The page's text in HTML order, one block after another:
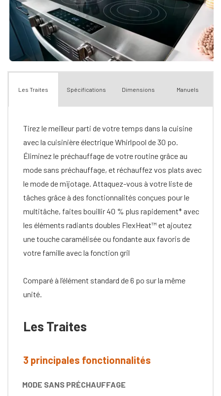
Les Traites Spécifications Dimensions Manuels
Tirez le meilleur parti de votre temps dans la cuisine
avec la cuisinière électrique Whirlpool de 30 po.
Éliminez le préchauffage de votre routine grâce au
mode sans préchauffage, et réchauffez vos plats avec
le mode de mijotage. Attaquez-vous à votre liste de
tâches grâce à des fonctionnalités conçues pour le
multitâche, faites bouillir 40 % plus rapidement* avec
les éléments radiants doubles FlexHeat™ et ajoutez
une touche caramélisée ou fondante aux favoris de
votre famille avec la fonction gril
Comparé à l’élément standard de 6 po sur la même
unité.
Les Traites
3 principales fonctionnalités
MODE SANS PRÉCHAUFFAGE